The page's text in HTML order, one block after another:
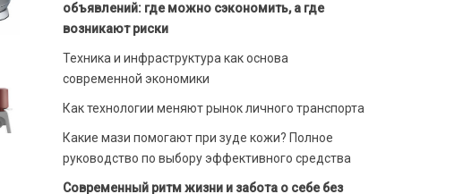
объявлений: где можно сэкономить, а где
возникают риски
Техника и инфраструктура как основа
современной экономики
Как технологии меняют рынок личного транспорта
Какие мази помогают при зуде кожи? Полное
руководство по выбору эффективного средства
Современный ритм жизни и забота о себе без